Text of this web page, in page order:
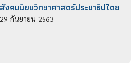
สังคมนิยมวิทยาศาสตร์ประชาธิปไตย
29 กันยายน 2563